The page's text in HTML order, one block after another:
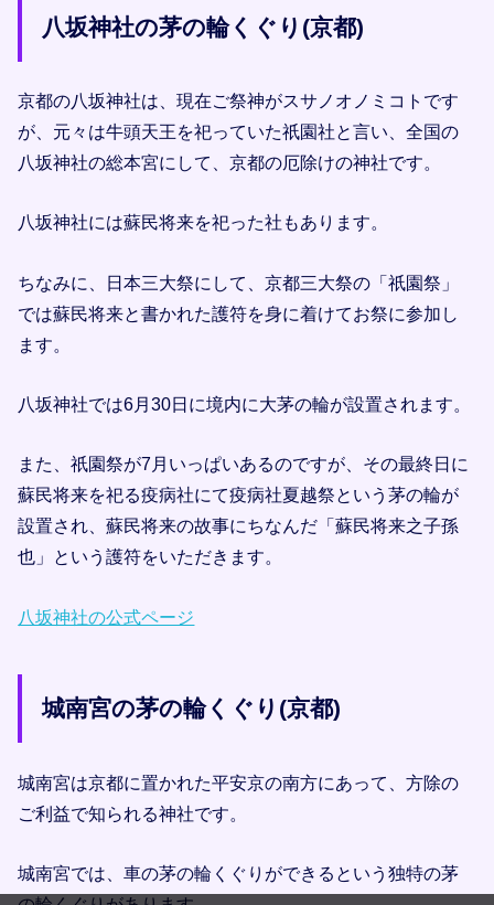
八坂神社の茅の輪くぐり(京都)
京都の八坂神社は、現在ご祭神がスサノオノミコトです
が、元々は牛頭天王を祀っていた祇園社と言い、全国の
八坂神社の総本宮にして、京都の厄除けの神社です。
八坂神社には蘇民将来を祀った社もあります。
ちなみに、日本三大祭にして、京都三大祭の「祇園祭」
では蘇民将来と書かれた護符を身に着けてお祭に参加し
ます。
八坂神社では6月30日に境内に大茅の輪が設置されます。
また、祇園祭が7月いっぱいあるのですが、その最終日に
蘇民将来を祀る疫病社にて疫病社夏越祭という茅の輪が
設置され、蘇民将来の故事にちなんだ「蘇民将来之子孫
也」という護符をいただきます。
八坂神社の公式ページ
城南宮の茅の輪くぐり(京都)
城南宮は京都に置かれた平安京の南方にあって、方除の
ご利益で知られる神社です。
城南宮では、車の茅の輪くぐりができるという独特の茅